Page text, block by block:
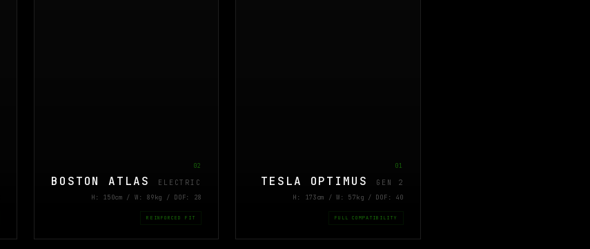
01
TESLA OPTIMUS GEN 2
H: 173cm / W: 57kg / DOF: 40
FULL COMPATIBILITY
02
BOSTON ATLAS ELECTRIC
H: 150cm / W: 89kg / DOF: 28
REINFORCED FIT